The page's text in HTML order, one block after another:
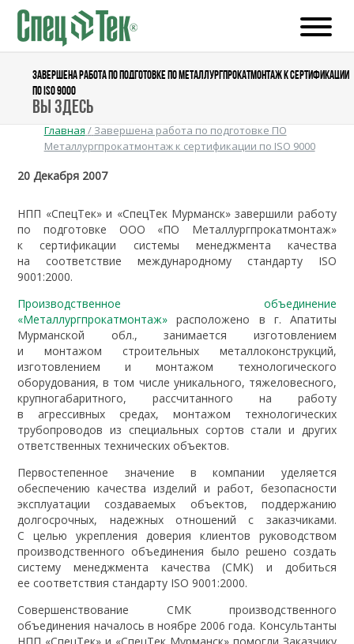
ЗАВЕРШЕНА РАБОТА ПО ПОДГОТОВКЕ ПО МЕТАЛЛУРГПРОКАТМОНТАЖ К СЕРТИФИКАЦИИ
ПО ISO 9000
Вы здесь
Главная / Завершена работа по подготовке ПО
Металлургпрокатмонтаж к сертификации по ISO 9000
20 Декабря 2007
НПП «СпецТек» и «СпецТек Мурманск» завершили работу
по подготовке ООО «ПО Металлургпрокатмонтаж»
к сертификации системы менеджмента качества
на соответствие международному стандарту ISO
9001:2000.
Производственное объединение
«Металлургпрокатмонтаж» расположено в г. Апатиты
Мурманской обл., занимается изготовлением
и монтажом строительных металлоконструкций,
изготовлением и монтажом технологического
оборудования, в том числе уникального, тяжеловесного,
крупногабаритного, рассчитанного на работу
в агрессивных средах, монтажом технологических
трубопроводов из специальных сортов стали и других
ответственных технических объектов.
Первостепенное значение в компании уделяется
обеспечению качества изделий и работ, безопасности
эксплуатации создаваемых объектов, поддержанию
долгосрочных, надежных отношений с заказчиками.
С целью укрепления доверия клиентов руководством
производственного объединения было решено создать
систему менеджмента качества (СМК) и добиться
ее соответствия стандарту ISO 9001:2000.
Совершенствование СМК производственного
объединения началось в ноябре 2006 года. Консультанты